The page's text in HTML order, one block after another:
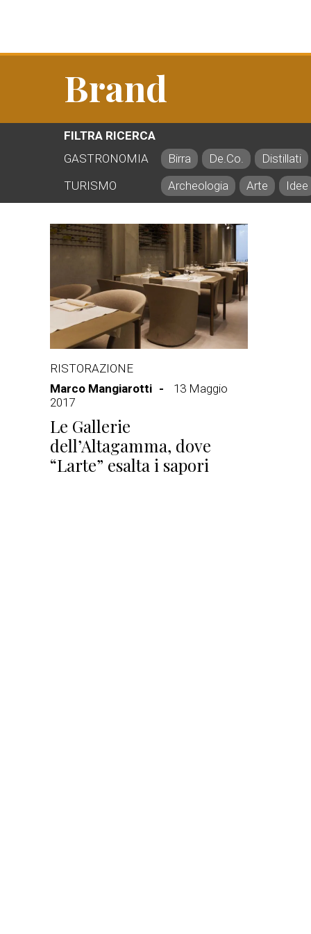
Brand
FILTRA RICERCA
GASTRONOMIA
Birra De.Co.
Distillati
TURISMO
Archeologia Arte Idee
RISTORAZIONE
Marco Mangiarotti
13 Maggio
2017
Le Gallerie
dell’Altagamma, dove
“Larte” esalta i sapori